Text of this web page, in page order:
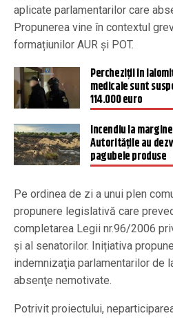
aplicate parlamentarilor care
Propunerea vine în contextul
formațiunilor AUR și POT.
Percheziţii în
medicale sunt
114.000 euro
Incendiu la
Autoritățile au
pagubele produse
Pe ordinea de zi a unui plen
propunere legislativă care
completarea Legii nr.96/2006
şi al senatorilor. Inițiativa
indemnizaţia parlamentarilor de
absenţe nemotivate.
Potrivit proiectului,